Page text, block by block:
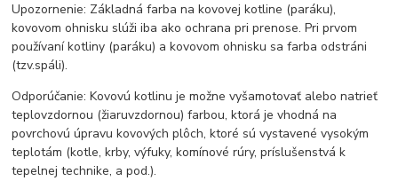
Upozornenie: Základná farba na kovovej kotline (paráku),
kovovom ohnisku slúži iba ako ochrana pri prenose. Pri prvom
používaní kotliny (paráku) a kovovom ohnisku sa farba odstráni
(tzv.spáli).
Odporúčanie: Kovovú kotlinu je možne vyšamotovať alebo natrieť
teplovzdornou (žiaruvzdornou) farbou, ktorá je vhodná na
povrchovú úpravu kovových plôch, ktoré sú vystavené vysokým
teplotám (kotle, krby, výfuky, komínové rúry, príslušenstvá k
tepelnej technike, a pod.).